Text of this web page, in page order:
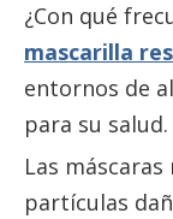
¿Con qué
mascarilla
entornos de
para su salud.
Las
partículas